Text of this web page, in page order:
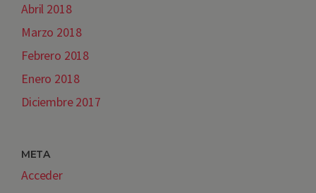
Abril 2018
Marzo 2018
Febrero 2018
Enero 2018
Diciembre 2017
META
Acceder